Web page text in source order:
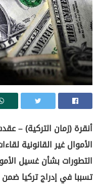
أنقرة (زمان التركية) –
الأموال غير القانونية
التطورات بشأن غسيل
تسببا في إدراج تركيا ضمن